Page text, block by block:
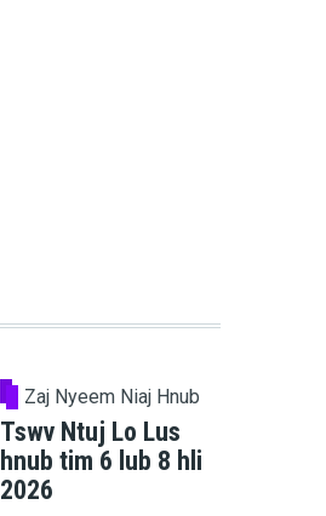
Zaj Nyeem Niaj Hnub
Tswv Ntuj Lo Lus
hnub tim 6 lub 8 hli
2026